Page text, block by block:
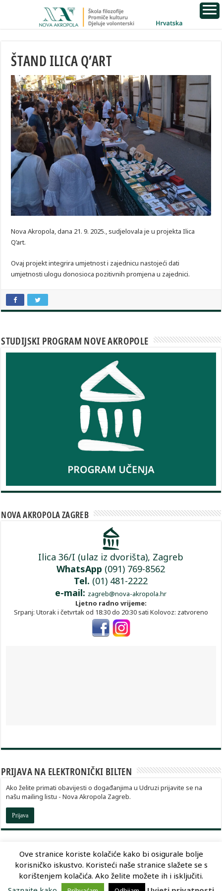
ŠTAND ILICA Q’ART
Nova Akropola, dana 21. 9. 2025., sudjelovala je u projekta Ilica
Q’art.
Ovaj projekt integrira umjetnost i zajednicu nastojeći dati
umjetnosti ulogu donosioca pozitivnih promjena u zajednici.
STUDIJSKI PROGRAM NOVE AKROPOLE
NOVA AKROPOLA ZAGREB
Ilica 36/I (ulaz iz dvorišta), Zagreb
WhatsApp (091) 769-8562
Tel. (01) 481-2222
e-mail: zagreb@nova-akropola.hr
Ljetno radno vrijeme:
Srpanj: Utorak i četvrtak od 18:30 do 20:30 sati Kolovoz: zatvoreno
PRIJAVA NA ELEKTRONIČKI BILTEN
Ako želite primati obavijesti o događanjima u Udruzi prijavite se na
našu mailing listu - Nova Akropola Zagreb.
Prijava
Dizajn: Optimum Dizajn
Ove stranice koriste kolačiće kako bi osigurale bolje
korisničko iskustvo. Koristeći naše stranice slažete se s
korištenjem kolačića. Ako želite možete ih i isključiti.